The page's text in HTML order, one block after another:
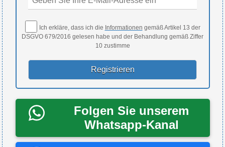
Ich erkläre, dass ich die Informationen gemäß Artikel 13 der
DSGVO 679/2016 gelesen habe und der Behandlung gemäß Ziffer
10 zustimme
Folgen Sie unserem
Whatsapp-Kanal